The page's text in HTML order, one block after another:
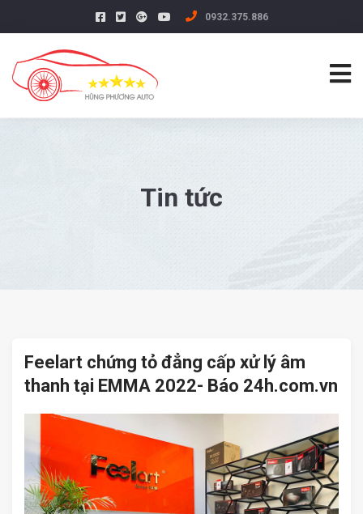
0932.375.886
Tin tức
Feelart chứng tỏ đẳng cấp xử lý âm
thanh tại EMMA 2022- Báo 24h.com.vn